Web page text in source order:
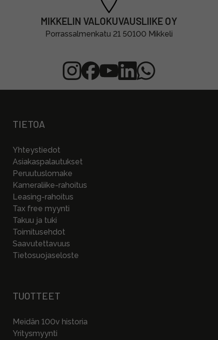
MIKKELIN VALOKUVAUSLIIKE OY
Porrassalmenkatu 21 50100 Mikkeli
TIETOA
Yhteystiedot
Asiakaspalautukset
Peruutuslomake
Kameraliike-rahoitus
Leasing-rahoitus
Tax free myynti
Takuu ja tuki
Toimitusehdot
Saavutettavuus
Tietosuojaseloste
TUOTTEET
Meidän 100v historia
Yritysmyynti